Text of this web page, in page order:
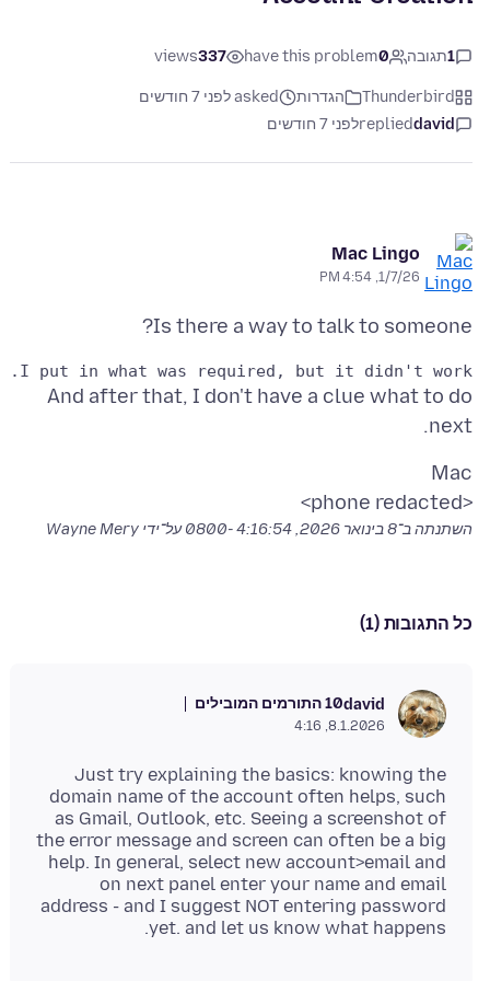
1תגובה 0
have this problem
337
views
Thunderbird הגדרות
asked לפני 7 חודשים
david
repliedלפני 7 חודשים
Mac Lingo
1/7/26, 4:54 PM
Is there a way to talk to someone?
I put in what was required, but it didn't work.
And after that, I don't have a clue what to do
next.
<phone redacted>
השתנתה ב־8 בינואר 2026, 4:16:54 -0800 על־ידי Wayne Mery
כל התגובות (1)
david10 התורמים המובילים
8.1.2026, 4:16
Just try explaining the basics: knowing the
domain name of the account often helps, such
as Gmail, Outlook, etc. Seeing a screenshot of
the error message and screen can often be a big
help. In general, select new account>email and
on next panel enter your name and email
address - and I suggest NOT entering password
yet. and let us know what happens.